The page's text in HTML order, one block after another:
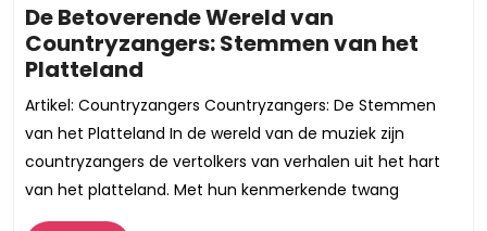
De Betoverende Wereld van
Countryzangers: Stemmen van het
Platteland
Betoverende
Wereld
van
Countryzangers:
Stemmen
Artikel: Countryzangers Countryzangers: De Stemmen
van het Platteland In de wereld van de muziek zijn
countryzangers de vertolkers van verhalen uit het hart
van het platteland. Met hun kenmerkende twang